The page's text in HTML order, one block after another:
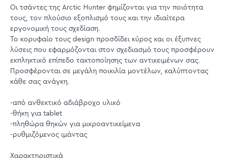
Οι τσάντες της Arctic Hunter φημίζονται για την ποιότητα
τους, τον πλούσιο εξοπλισμό τους και την ιδιαίτερα
εργονομική τους σχεδίαση.
Το κορυφαίο τους design προσδίδει κύρος και οι έξυπνες
λύσεις που εφαρμόζονται στον σχεδιασμό τους προσφέρουν
εκπληκτικό επίπεδο τακτοποίησης των αντικειμένων σας.
Προσφέρονται σε μεγάλη ποικιλία μοντέλων, καλύπτοντας
κάθε σας ανάγκη.
-από ανθεκτικό αδιάβροχο υλικό
-θήκη για tablet
-πληθώρα θηκών για μικροαντικείμενα
-ρυθμιζόμενος ιμάντας
Χαρακτηριστικά